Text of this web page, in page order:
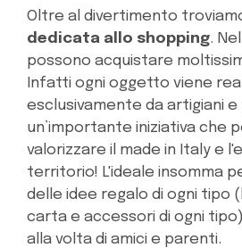
Oltre al divertimento
dedicata allo shopping.
possono acquistare
Infatti ogni oggetto viene
esclusivamente da artigiani
un’importante iniziativa che
valorizzare il made in Italy e
territorio! L'ideale insomma
delle idee regalo di ogni tipo
carta e accessori di ogni
alla volta di amici e parenti.